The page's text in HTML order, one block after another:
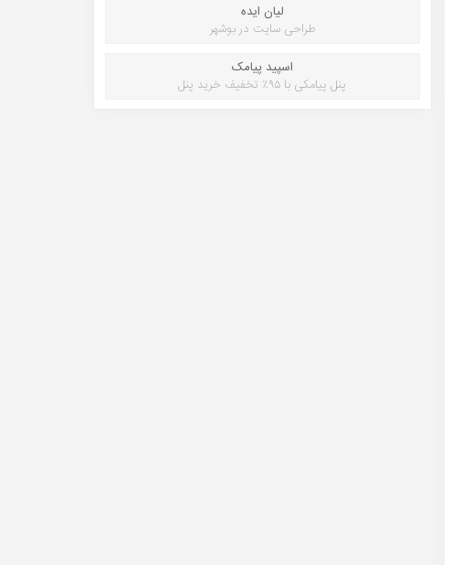
لیان ایده
طراحی سایت در بوشهر
اسپید پیامک
پنل پیامکی با ۹۵٪ تخفیف خرید پنل